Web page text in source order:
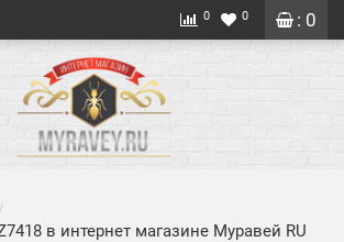
: 0
0 0
в интернет магазине Муравей RU